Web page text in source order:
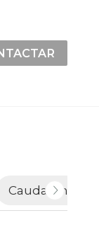
Caudalímetros